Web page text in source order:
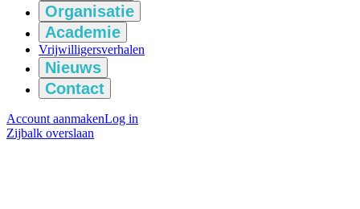
Organisatie
Academie
Vrijwilligersverhalen
Nieuws
Contact
Account aanmakenLog in
Zijbalk overslaan